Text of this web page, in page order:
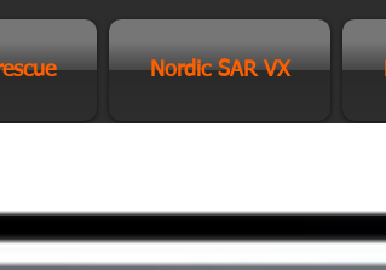
Nordic SAR VX